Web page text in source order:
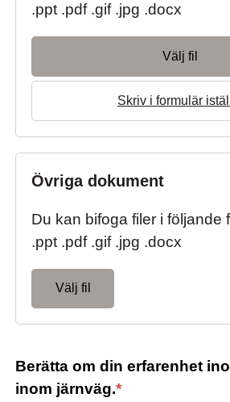
.ppt .pdf .gif .jpg .docx
Välj fil
Skriv i formulär
Övriga dokument
Du kan bifoga filer i följande
.ppt .pdf .gif .jpg .docx
Välj fil
Berätta om din erfarenhet
inom järnväg.*